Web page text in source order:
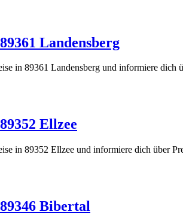
Landensberg
in 89361 Landensberg und informiere
Ellzee
in 89352 Ellzee und informiere dich über
Bibertal